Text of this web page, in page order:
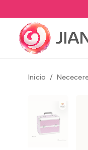
Inicio